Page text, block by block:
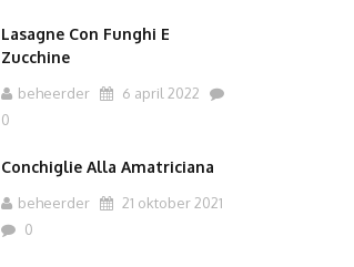
Lasagne Con Funghi E
Zucchine
beheerder
6 april 2022
0
Conchiglie Alla Amatriciana
beheerder
21 oktober 2021
0